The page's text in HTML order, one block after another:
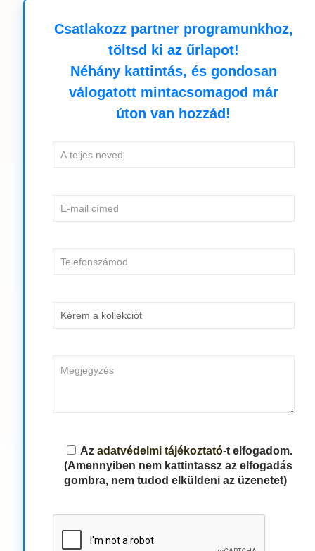
Csatlakozz partner programunkhoz,
töltsd ki az űrlapot!
Néhány kattintás, és gondosan
válogatott mintacsomagod már
úton van hozzád!
Az adatvédelmi tájékoztató-t elfogadom.
(Amennyiben nem kattintassz az elfogadás
gombra, nem tudod elküldeni az üzenetet)